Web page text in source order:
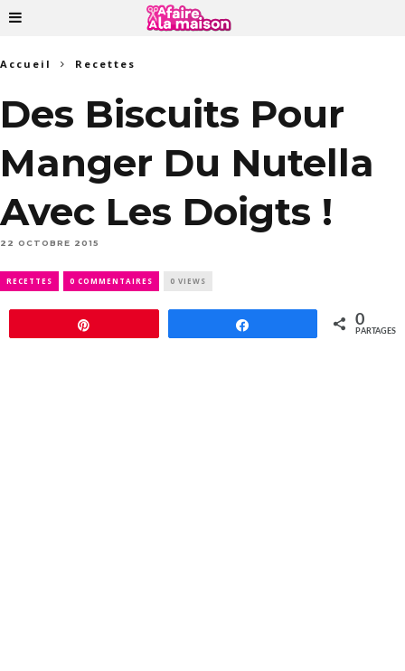
Accueil Recettes
Des Biscuits Pour
Manger Du Nutella
Avec Les Doigts !
22 OCTOBRE 2015
RECETTES 0 COMMENTAIRES 0 VIEWS
0
PARTAGES